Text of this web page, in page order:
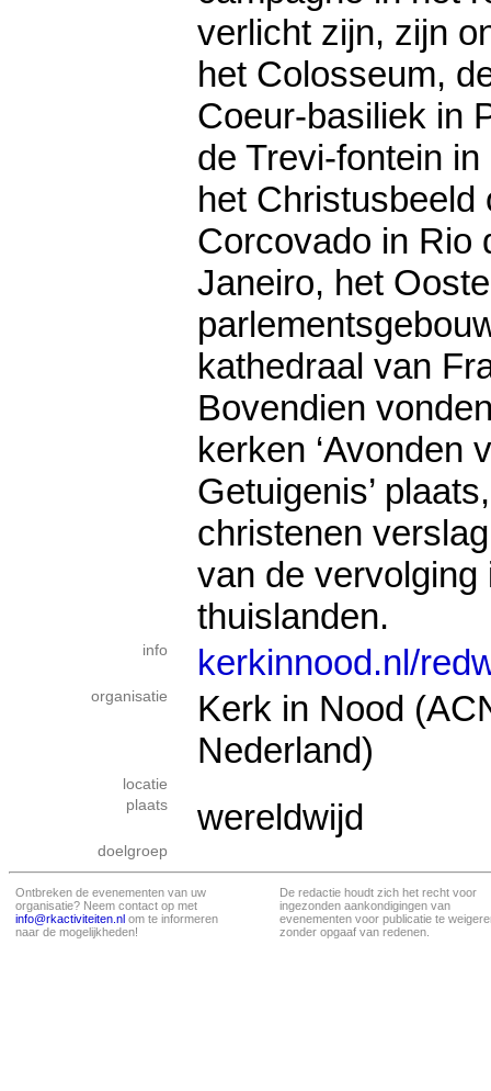
verlicht zijn, zijn
het Colosseum,
Coeur-basiliek in
de Trevi-fontein
het Christusbeeld
Corcovado in Rio
Janeiro, het
kathedraal van
Bovendien
kerken ‘Avonden
Getuigenis’
christenen
van de vervolging
thuislanden.
info kerkinnood.nl/
organisatie
Kerk in Nood
Nederland)
locatie
plaats
wereldwijd
doelgroep
Ontbreken de evenementen van uw
organisatie? Neem contact op met
info@rkactiviteiten.nl om te informeren
naar de mogelijkheden!
De redactie houdt zich het recht voor
ingezonden aankondigingen van
evenementen voor publicatie te
zonder opgaaf van redenen.